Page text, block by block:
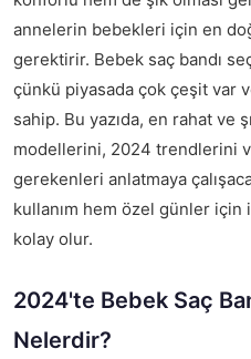
annelerin bebekleri için en
gerektirir. Bebek saç bandı
çünkü piyasada çok çeşit var
sahip. Bu yazıda, en rahat ve
modellerini, 2024 trendlerini
gerekenleri anlatmaya
kullanım hem özel günler için
kolay olur.
2024'te Bebek Saç
Nelerdir?